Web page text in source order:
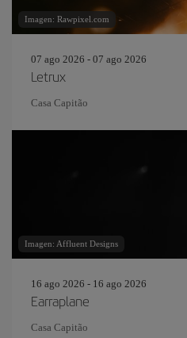
Imagen: Rawpixel.com
07 ago 2026 - 07 ago 2026
Letrux
Casa Capitão
Imagen: Affluent Designs
16 ago 2026 - 16 ago 2026
Earraplane
Casa Capitão